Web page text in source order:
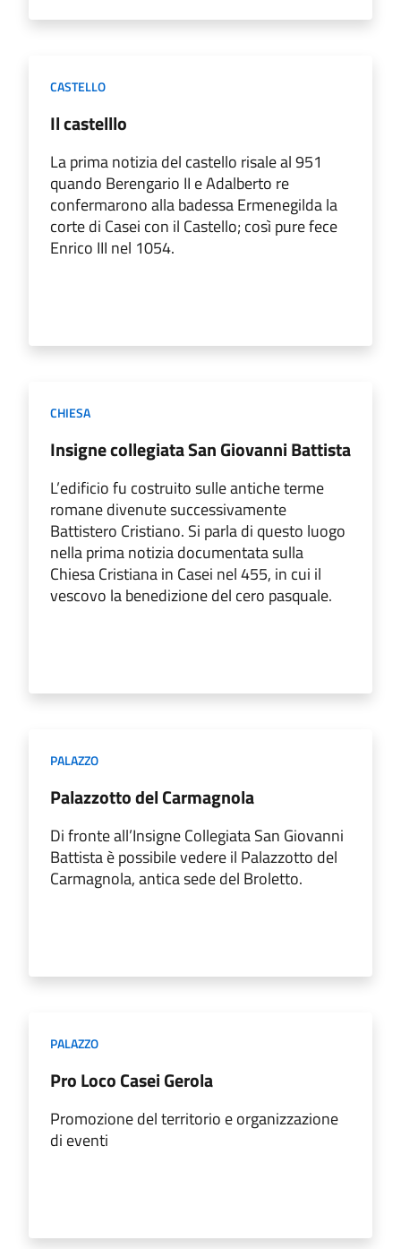
CASTELLO
Il castelllo
La prima notizia del castello risale al 951
quando Berengario II e Adalberto re
confermarono alla badessa Ermenegilda la
corte di Casei con il Castello; così pure fece
Enrico III nel 1054.
CHIESA
Insigne collegiata San Giovanni Battista
L’edificio fu costruito sulle antiche terme
romane divenute successivamente
Battistero Cristiano. Si parla di questo luogo
nella prima notizia documentata sulla
Chiesa Cristiana in Casei nel 455, in cui il
vescovo la benedizione del cero pasquale.
PALAZZO
Palazzotto del Carmagnola
Di fronte all’Insigne Collegiata San Giovanni
Battista è possibile vedere il Palazzotto del
Carmagnola, antica sede del Broletto.
PALAZZO
Pro Loco Casei Gerola
Promozione del territorio e organizzazione
di eventi